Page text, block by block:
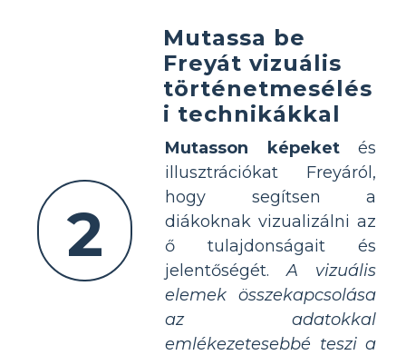
2
Mutassa be
Freyát vizuális
történetmesélés
i technikákkal
Mutasson képeketés
illusztrációkat Freyáról,
hogy segítsen a
diákoknak vizualizálni az
ő tulajdonságait és
jelentőségét.A vizuális
elemek összekapcsolása
az adatokkal
emlékezetesebbé teszi a